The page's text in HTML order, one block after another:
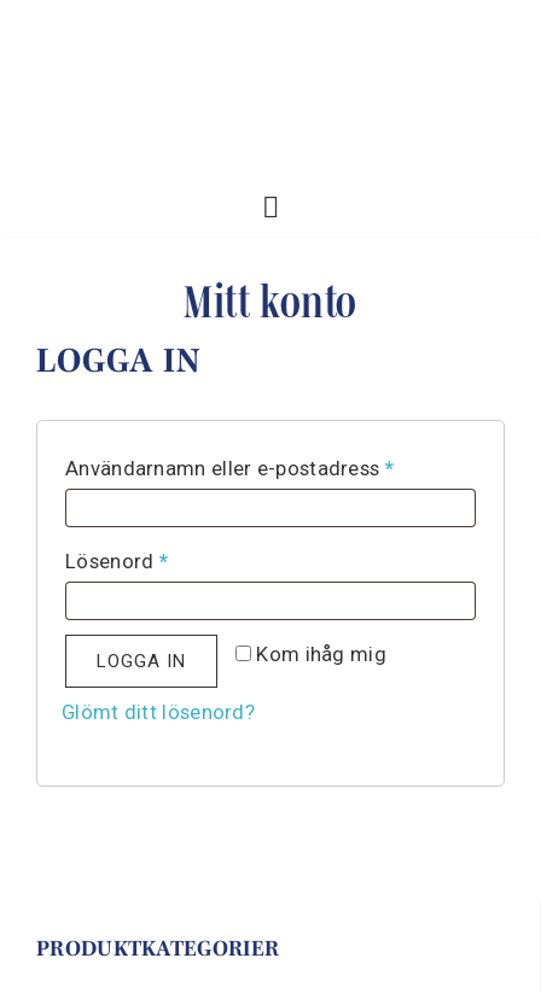
Mitt konto
LOGGA IN
Användarnamn eller e-postadress *
Lösenord *
Kom ihåg mig
LOGGA IN
Glömt ditt lösenord?
PRODUKTKATEGORIER